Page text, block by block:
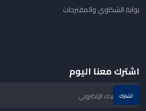
بوابة الشكاوي والمقترحات
اشترك معنا اليوم